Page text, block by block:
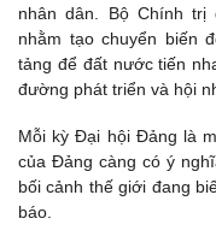
nhân dân. Bộ Chính
nhằm tạo chuyển biến
tảng để đất nước tiến
đường phát triển và hội
Mỗi kỳ Đại hội Đảng là
của Đảng càng có ý
bối cảnh thế giới đang
báo.